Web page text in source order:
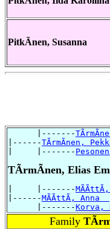
PitkÃnen, Susanna
      |-------
|------TÃrmÃnen,
|     |-------
TÃrmÃnen, Elias
|     |-------
|------MÃÃttÃ, Anna
      |-------
Family